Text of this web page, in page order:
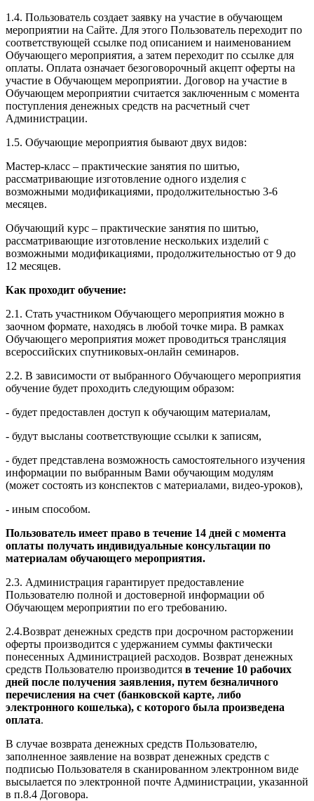
1.4. Пользователь создает заявку на участие в обучающем
мероприятии на Сайте. Для этого Пользователь переходит по
соответствующей ссылке под описанием и наименованием
Обучающего мероприятия, а затем переходит по ссылке для
оплаты. Оплата означает безоговорочный акцепт оферты на
участие в Обучающем мероприятии. Договор на участие в
Обучающем мероприятии считается заключенным с момента
поступления денежных средств на расчетный счет
Администрации.
1.5. Обучающие мероприятия бывают двух видов:
Мастер-класс – практические занятия по шитью,
рассматривающие изготовление одного изделия с
возможными модификациями, продолжительностью 3-6
месяцев.
Обучающий курс – практические занятия по шитью,
рассматривающие изготовление нескольких изделий с
возможными модификациями, продолжительностью от 9 до
12 месяцев.
Как проходит обучение:
2.1. Стать участником Обучающего мероприятия можно в
заочном формате, находясь в любой точке мира. В рамках
Обучающего мероприятия может проводиться трансляция
всероссийских спутниковых-онлайн семинаров.
2.2. В зависимости от выбранного Обучающего мероприятия
обучение будет проходить следующим образом:
- будет предоставлен доступ к обучающим материалам,
- будут высланы соответствующие ссылки к записям,
- будет представлена возможность самостоятельного изучения
информации по выбранным Вами обучающим модулям
(может состоять из конспектов с материалами, видео-уроков),
- иным способом.
Пользователь имеет право в течение 14 дней с момента
оплаты получать индивидуальные консультации по
материалам обучающего мероприятия.
2.3. Администрация гарантирует предоставление
Пользователю полной и достоверной информации об
Обучающем мероприятии по его требованию.
2.4.Возврат денежных средств при досрочном расторжении
оферты производится с удержанием суммы фактически
понесенных Администрацией расходов. Возврат денежных
средств Пользователю производится в течение 10 рабочих
дней после получения заявления, путем безналичного
перечисления на счет (банковской карте, либо
электронного кошелька), с которого была произведена
оплата.
В случае возврата денежных средств Пользователю,
заполненное заявление на возврат денежных средств с
подписью Пользователя в сканированном электронном виде
высылается по электронной почте Администрации, указанной
в п.8.4 Договора.